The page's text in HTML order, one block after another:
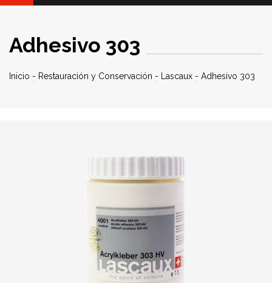
Adhesivo 303
Inicio - Restauración y Conservación - Lascaux - Adhesivo 303